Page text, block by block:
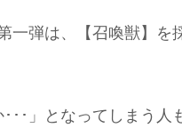
一弾は、【召喚獣】
･･･」となってしまう